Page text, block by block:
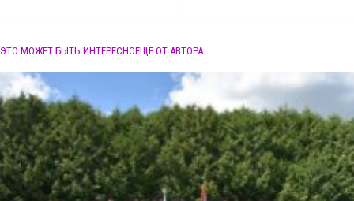
ЭТО МОЖЕТ БЫТЬ ИНТЕРЕСНОЕЩЕ ОТ АВТОРА